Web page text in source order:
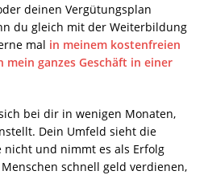
deinen Vergütungsplan
du gleich mit der Weiterbildung
mal in meinem kostenfreien
ganzes Geschäft in einer
bei dir in wenigen Monaten,
Dein Umfeld sieht die
und nimmt es als Erfolg
schnell geld verdienen,